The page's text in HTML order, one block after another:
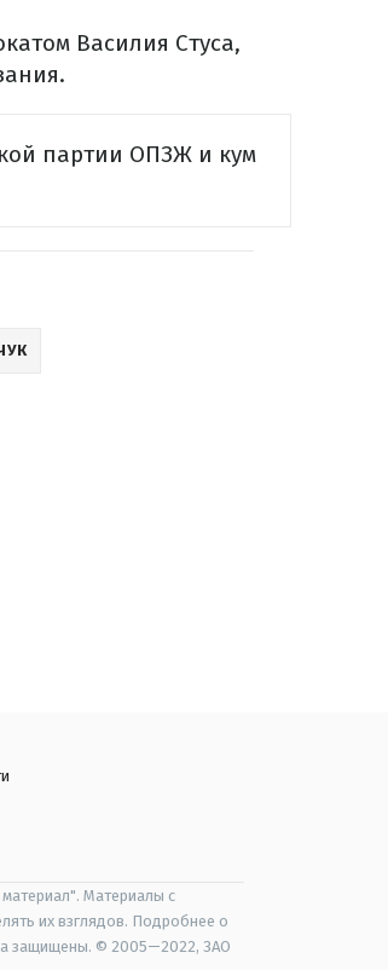
Василия Стуса,
партии ОПЗЖ и кум
Материалы с
их взглядов. Подробнее о
защищены. © 2005—2022, ЗАО